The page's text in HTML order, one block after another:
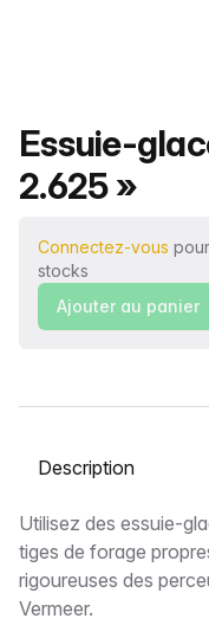
Nom du
Essuie-
2.625 »
Connectez-vous
stocks
Ajouter au panier
Sélectionnez un onglet
Description
Utilisez des essuie-
tiges de forage
rigoureuses des
Vermeer.